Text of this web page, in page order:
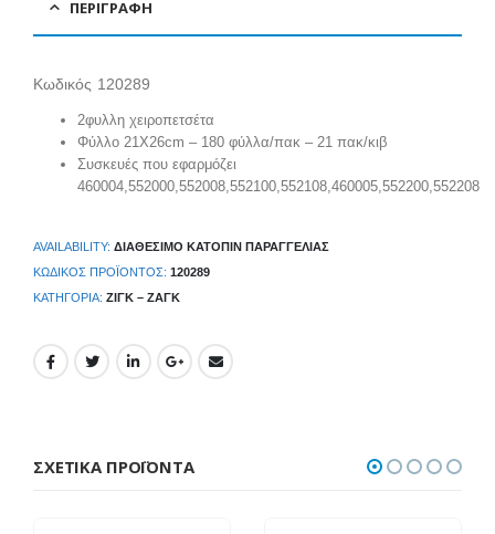
ΠΕΡΙΓΡΑΦΉ
Κωδικός 120289
2φυλλη χειροπετσέτα
Φύλλο 21Χ26cm – 180 φύλλα/πακ – 21 πακ/κιβ
Συσκευές που εφαρμόζει
460004,552000,552008,552100,552108,460005,552200,552208
AVAILABILITY: ΔΙΑΘΈΣΙΜΟ ΚΑΤΌΠΙΝ ΠΑΡΑΓΓΕΛΊΑΣ
ΚΩΔΙΚΌΣ ΠΡΟΪΌΝΤΟΣ: 120289
ΚΑΤΗΓΟΡΊΑ: ΖΙΓΚ – ΖΑΓΚ
ΣΧΕΤΙΚΆ ΠΡΟΪΌΝΤΑ